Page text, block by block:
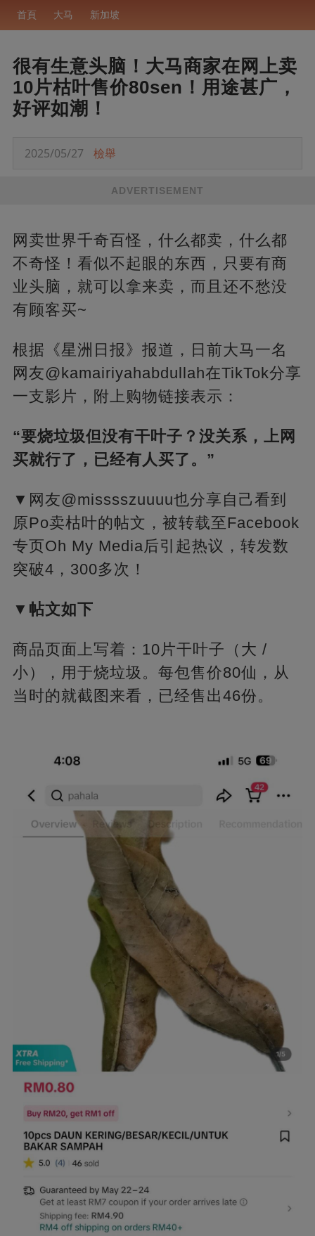
首頁 大马 新加坡
很有生意头脑！大马商家在网上卖
10片枯叶售价80sen！用途甚广，
好评如潮！
2025/05/27 檢舉
ADVERTISEMENT
网卖世界千奇百怪，什么都卖，什么都
不奇怪！看似不起眼的东西，只要有商
业头脑，就可以拿来卖，而且还不愁没
有顾客买~
根据《星洲日报》报道，日前大马一名
网友@kamairiyahabdullah在TikTok分享
一支影片，附上购物链接表示：
“要烧垃圾但没有干叶子？没关系，上网
买就行了，已经有人买了。”
▼ 网友@misssszuuuu也分享自己看到
原Po卖枯叶的帖文，被转载至Facebook
专页Oh My Media后引起热议，转发数
突破4，300多次！
▼帖文如下
商品页面上写着：10片干叶子（大 /
小），用于烧垃圾。每包售价80仙，从
当时的就截图来看，已经售出46份。